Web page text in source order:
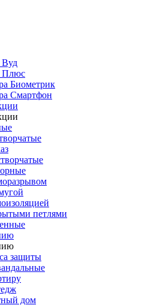
Вуд
Плюс
Биометрик
Смартфон
петлями
защиты
дом